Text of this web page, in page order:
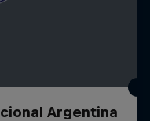
Argentina